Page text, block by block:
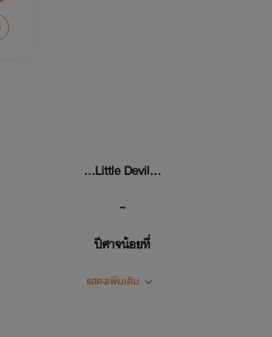
...Little Devil...
~
ปีศาจน้อยที่
แสดงเพิ่มเติม